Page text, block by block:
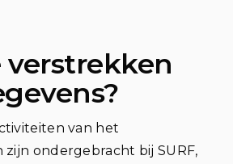
verstrekken
van het
zijn ondergebracht bij SURF,